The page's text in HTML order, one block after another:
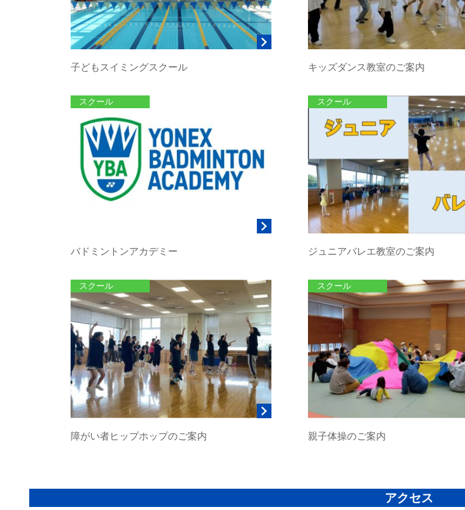
子どもスイミングスクール キッズダンス教室のご案内
スクール
バドミントンアカデミー
スクール
ジュニアバレエ教室のご案内
スクール
障がい者ヒップホップのご案内
スクール
親子体操のご案内
アクセス